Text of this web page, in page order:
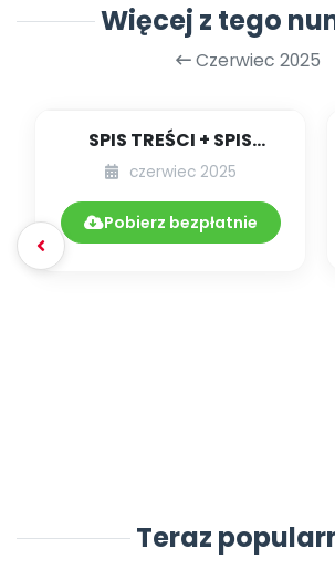
Więcej z tego
Czerwiec 2025
SPIS TREŚCI + SPIS
POMOCY
06.285/2025
czerwiec 2025
Pobierz bezpłatnie
Teraz